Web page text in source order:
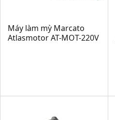
Máy làm mỳ Marcato
Atlasmotor AT-MOT-220V